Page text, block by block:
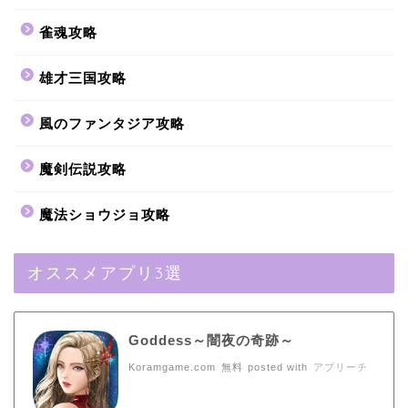
雀魂攻略
雄才三国攻略
風のファンタジア攻略
魔剣伝説攻略
魔法ショウジョ攻略
オススメアプリ3選
Goddess～闇夜の奇跡～
Koramgame.com 無料 posted with アプリーチ